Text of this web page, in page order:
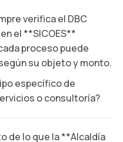
verifica el DBC
el **SICOES**
proceso puede
su objeto y monto.
específico de
o consultoría?
de lo que la **Alcaldía